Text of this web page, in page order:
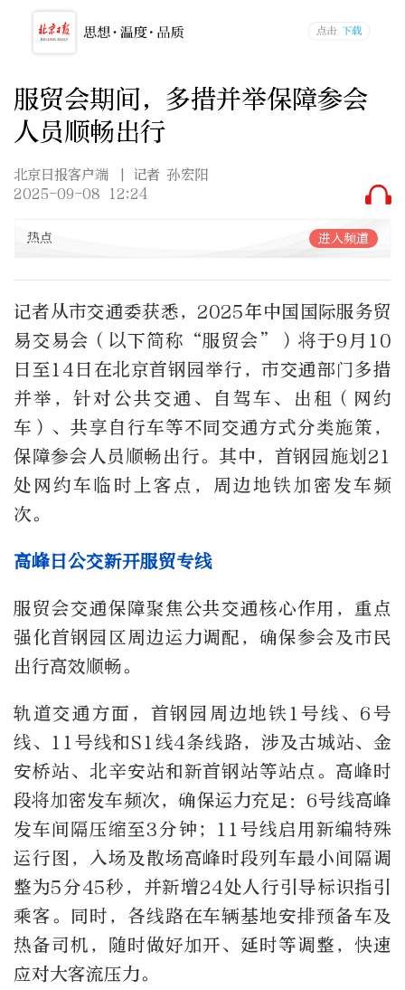
服贸会期间，多措并举保障参会
人员顺畅出行
北京日报客户端
| 记者 孙宏阳
2025-09-08 12:24
热点 进入频道
记者从市交通委获悉，2025年中国国际服务贸
易交易会（以下简称“服贸会”）将于9月10
日至14日在北京首钢园举行，市交通部门多措
并举，针对公共交通、自驾车、出租（网约
车）、共享自行车等不同交通方式分类施策，
保障参会人员顺畅出行。其中，首钢园施划21
处网约车临时上客点，周边地铁加密发车频
次。
高峰日公交新开服贸专线
服贸会交通保障聚焦公共交通核心作用，重点
强化首钢园区周边运力调配，确保参会及市民
出行高效顺畅。
轨道交通方面，首钢园周边地铁1号线、6号
线、11号线和S1线4条线路，涉及古城站、金
安桥站、北辛安站和新首钢站等站点。高峰时
段将加密发车频次，确保运力充足：6号线高峰
发车间隔压缩至3分钟；11号线启用新编特殊
运行图，入场及散场高峰时段列车最小间隔调
整为5分45秒，并新增24处人行引导标识指引
乘客。同时，各线路在车辆基地安排预备车及
热备司机，随时做好加开、延时等调整，快速
应对大客流压力。